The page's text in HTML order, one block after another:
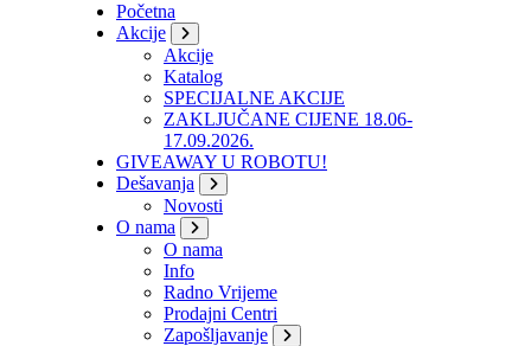
Početna
Akcije
Akcije
Katalog
SPECIJALNE AKCIJE
ZAKLJUČANE CIJENE 18.06-
17.09.2026.
GIVEAWAY U ROBOTU!
Dešavanja
Novosti
O nama
O nama
Info
Radno Vrijeme
Prodajni Centri
Zapošljavanje